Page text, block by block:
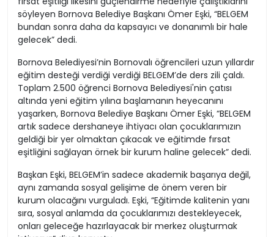
Naldöken ve Pınarbaşı şubelerinde başladı. Eğitimde
fırsat eşitliği ilkesini güçlendirme hedefiyle çalıştıklarını
söyleyen Bornova Belediye Başkanı Ömer Eşki, “BELGEM
bundan sonra daha da kapsayıcı ve donanımlı bir hale
gelecek” dedi.
Bornova Belediyesi’nin Bornovalı öğrencileri uzun yıllardır
eğitim desteği verdiği verdiği BELGEM’de ders zili çaldı.
Toplam 2.500 öğrenci Bornova Belediyesi'nin çatısı
altında yeni eğitim yılına başlamanın heyecanını
yaşarken, Bornova Belediye Başkanı Ömer Eşki, “BELGEM
artık sadece dershaneye ihtiyacı olan çocuklarımızın
geldiği bir yer olmaktan çıkacak ve eğitimde fırsat
eşitliğini sağlayan örnek bir kurum haline gelecek” dedi.
Başkan Eşki, BELGEM’in sadece akademik başarıya değil,
aynı zamanda sosyal gelişime de önem veren bir
kurum olacağını vurguladı. Eşki, “Eğitimde kalitenin yanı
sıra, sosyal anlamda da çocuklarımızı destekleyecek,